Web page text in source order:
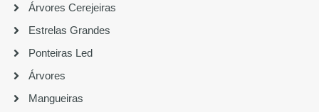
Árvores Cerejeiras
Estrelas Grandes
Ponteiras Led
Árvores
Mangueiras